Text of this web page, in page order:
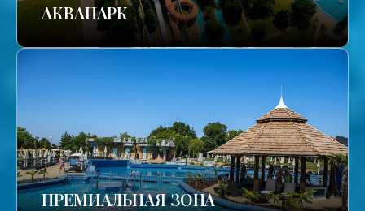
АКВАПАРК
ПРЕМИАЛЬНАЯ ЗОНА